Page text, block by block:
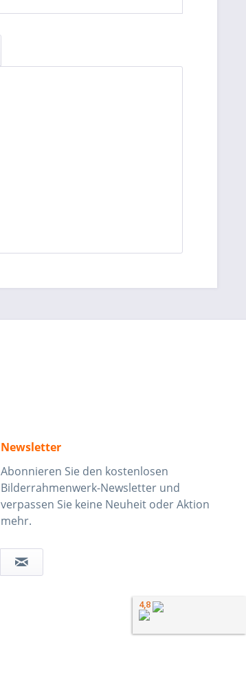
Newsletter
Abonnieren Sie den kostenlosen
Bilderrahmenwerk-Newsletter und
verpassen Sie keine Neuheit oder Aktion
mehr.
4,8